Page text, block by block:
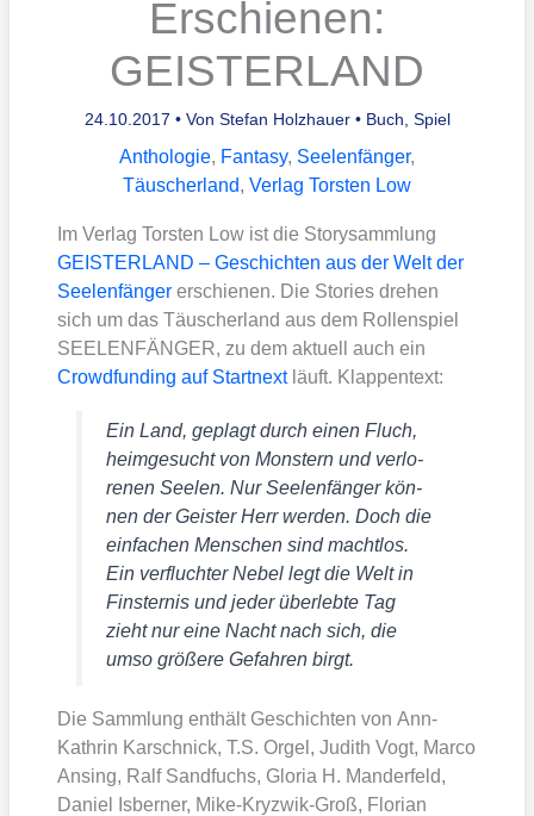
Erschienen:
GEISTERLAND
24.10.2017 • Von Stefan Holzhauer • Buch, Spiel
Anthologie, Fantasy, Seelenfänger,
Täuscherland, Verlag Torsten Low
Im Ver­lag Tors­ten Low ist die Sto­ry­samm­lung
GEISTERLAND –Geschich­ten aus der Welt der
See­len­fän­ger erschie­nen. Die Sto­ries dre­hen
sich um das Täu­scher­land aus dem Rol­len­spiel
SEELENFÄNGER, zu dem aktu­ell auch ein
Crowd­fun­ding auf Start­nextläuft. Klap­pen­text:
Ein Land, geplagt durch einen Fluch,
heim­ge­sucht von Mons­tern und ver­lo­
re­nen See­len. Nur See­len­fän­ger kön­
nen der Geis­ter Herr wer­den. Doch die
ein­fa­chen Men­schen sind macht­los.
Ein ver­fluch­ter Nebel legt die Welt in
Fins­ter­nis und jeder über­leb­te Tag
zieht nur eine Nacht nach sich, die
umso grö­ße­re Gefah­ren birgt.
Die Samm­lung ent­hält Geschich­ten von Ann-
Kath­rin Kar­schnick, T.S. Orgel, Judith Vogt, Mar­co
Ansing, Ralf Sand­fuchs, Glo­ria H. Man­der­feld,
Dani­el Isber­ner, Mike-Kry­z­wik-Groß, Flo­ri­an